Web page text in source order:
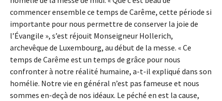
commencer ensemble ce temps de Carême, cette période si
importante pour nous permettre de conserver la joie de
l’Évangile », s’est réjouit Monseigneur Hollerich,
archevêque de Luxembourg, au début de la messe. « Ce
temps de Carême est un temps de grâce pour nous
confronter à notre réalité humaine, a-t-il expliqué dans son
homélie. Notre vie en général n’est pas fameuse et nous
sommes en-deçà de nos idéaux. Le péché en est la cause,